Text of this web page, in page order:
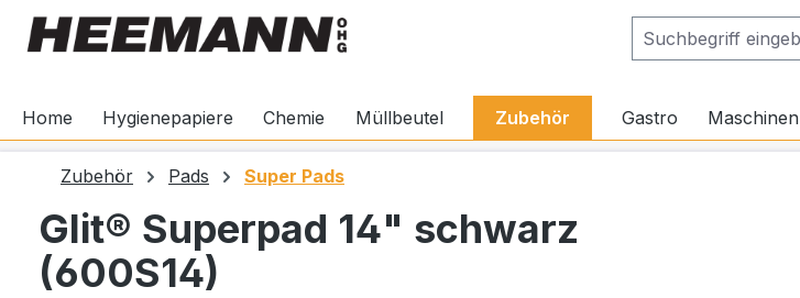
Zur Hauptnavigation springen
Home Hygienepapiere Chemie Müllbeutel Zubehör Gastro Maschinen
Zubehör Pads Super Pads
Glit® Superpad 14" schwarz
(600S14)